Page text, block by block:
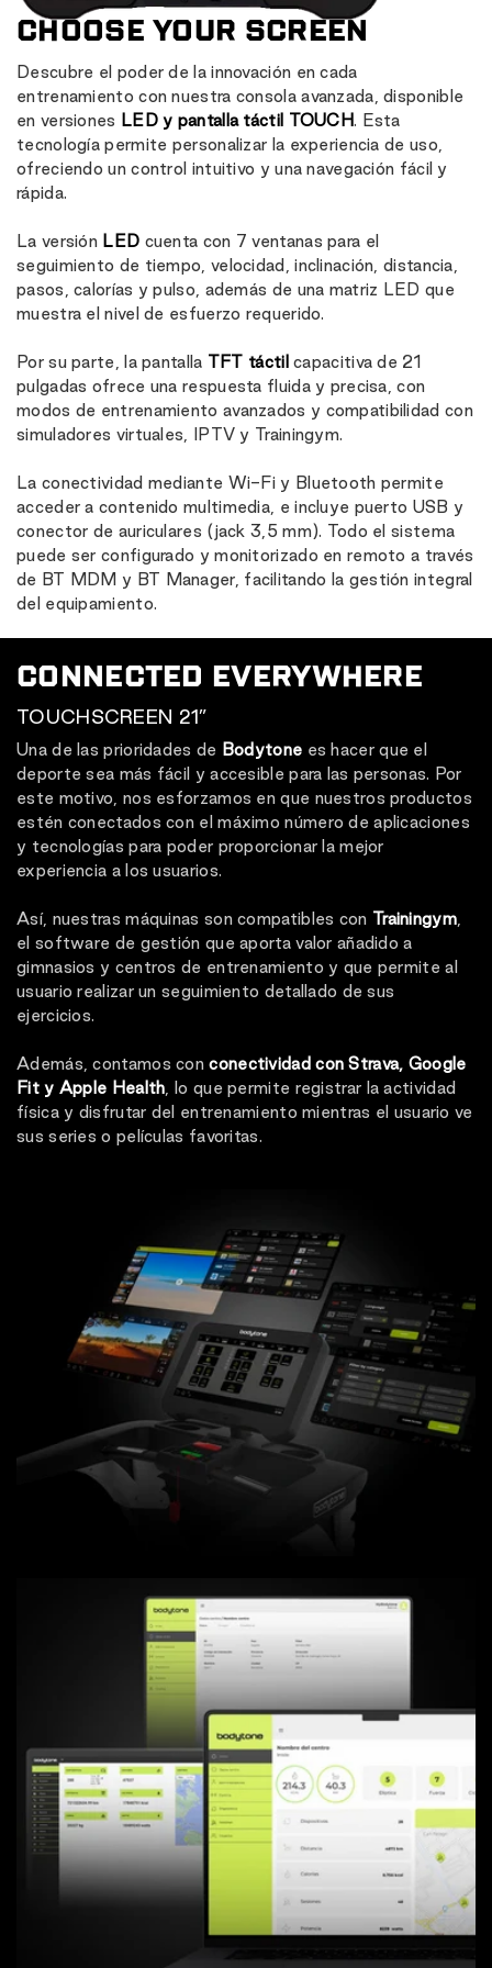
CHOOSE YOUR SCREEN
Descubre el poder de la innovación en cada
entrenamiento con nuestra consola avanzada, disponible
en versiones LED y pantalla táctil TOUCH. Esta
tecnología permite personalizar la experiencia de uso,
ofreciendo un control intuitivo y una navegación fácil y
rápida.
La versión LED cuenta con 7 ventanas para el
seguimiento de tiempo, velocidad, inclinación, distancia,
pasos, calorías y pulso, además de una matriz LED que
muestra el nivel de esfuerzo requerido.
Por su parte, la pantalla TFT táctilcapacitiva de 21
pulgadas ofrece una respuesta fluida y precisa, con
modos de entrenamiento avanzados y compatibilidad con
simuladores virtuales, IPTV y Trainingym.
La conectividad mediante Wi-Fi y Bluetooth permite
acceder a contenido multimedia, e incluye puerto USB y
conector de auriculares (jack 3,5 mm). Todo el sistema
puede ser configurado y monitorizado en remoto a través
de BT MDM y BT Manager, facilitando la gestión integral
del equipamiento.
CONNECTED EVERYWHERE
TOUCHSCREEN 21”
Una de las prioridades de Bodytone es hacer que el
deporte sea más fácil y accesible para las personas. Por
este motivo, nos esforzamos en que nuestros productos
estén conectados con el máximo número de aplicaciones
y tecnologías para poder proporcionar la mejor
experiencia a los usuarios.
Así, nuestras máquinas son compatibles con Trainingym,
el software de gestión que aporta valor añadido a
gimnasios y centros de entrenamiento y que permite al
usuario realizar un seguimiento detallado de sus
ejercicios.
Además, contamos conconectividad con Strava, Google
Fit y Apple Health , lo que permite registrar la actividad
física y disfrutar del entrenamiento mientras el usuario ve
sus series o películas favoritas.